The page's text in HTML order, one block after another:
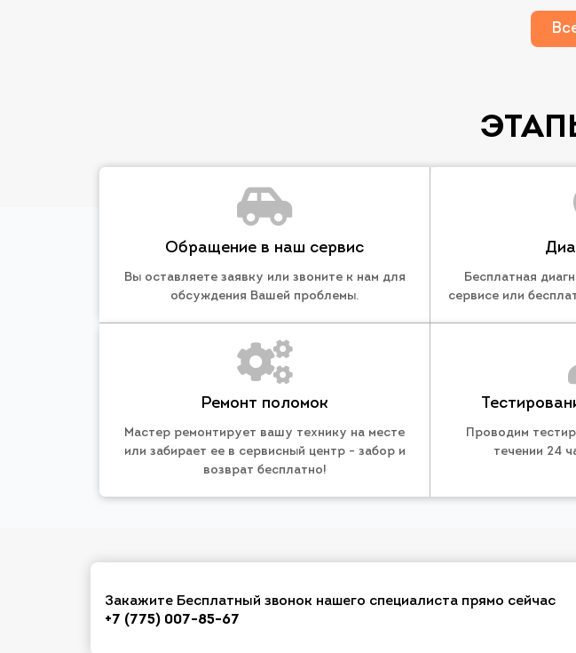
Обращение в наш сервис
Вы оставляете заявку или звоните к нам для
обсуждения Вашей проблемы.
Бесплатная
сервисе или
Ремонт поломок
Мастер ремонтирует вашу технику на месте
или забирает ее в сервисный центр - забор и
возврат бесплатно!
Проводим
течении 24
Закажите Бесплатный звонок нашего специалиста прямо сейчас
+7 (775) 007-85-67